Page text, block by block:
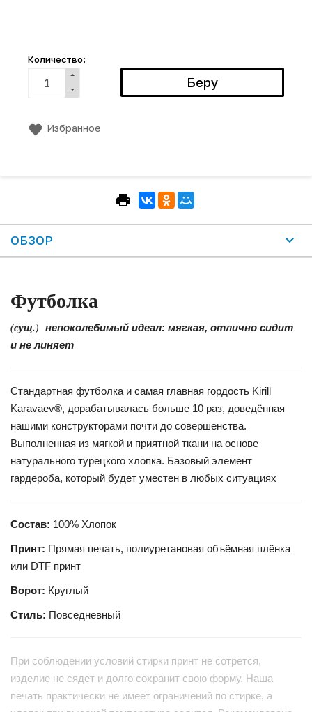
Количество:
Избранное
ОБЗОР
Футболка
(сущ.) непоколебимый идеал: мягкая, отлично сидит
и не линяет
Стандартная футболка и самая главная гордость Kirill
Karavaev®, дорабатывалась больше 10 раз, доведённая
нашими конструкторами почти до совершенства.
Выполненная из мягкой и приятной ткани на основе
натурального турецкого хлопка. Базовый элемент
гардероба, который будет уместен в любых ситуациях
Состав: 100% Хлопок
Принт: Прямая печать, полиуретановая объёмная плёнка
или DTF принт
Ворот: Круглый
Стиль: Повседневный
При соблюдении условий стирки принт не сотрется,
изделие не сядет и долго сохранит свою форму. Наша
печать практически не имеет ограничений по стирке, а